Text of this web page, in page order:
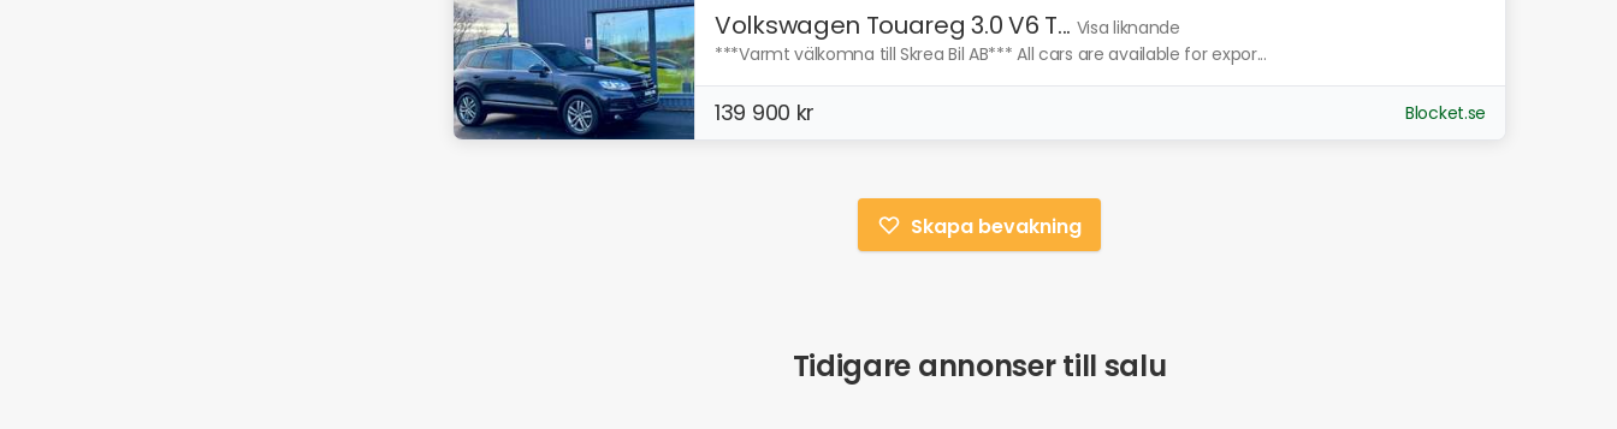
Volkswagen Touareg 3.0 V6 T... Visa liknande
***Varmt välkomna till Skrea Bil AB*** All cars are available for expor...
139 900 kr Blocket.se
Skapa bevakning
Tidigare annonser till salu